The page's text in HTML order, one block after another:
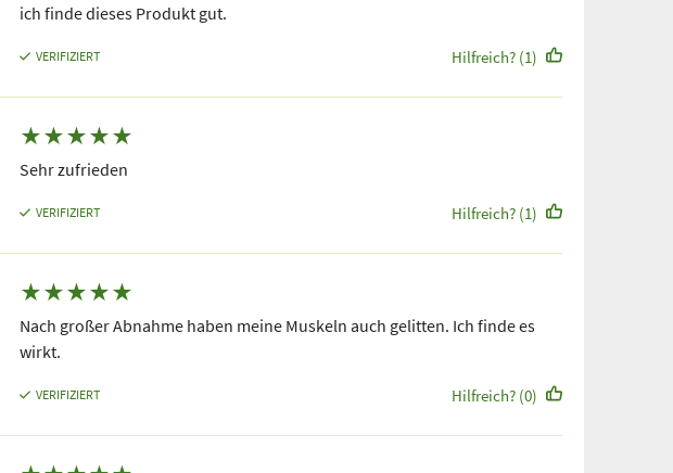
ich finde dieses Produkt gut.
VERIFIZIERT Hilfreich? (1)
★★★★★
Sehr zufrieden
VERIFIZIERT Hilfreich? (1)
★★★★★
Nach großer Abnahme haben meine Muskeln auch gelitten. Ich finde es
wirkt.
VERIFIZIERT Hilfreich? (0)